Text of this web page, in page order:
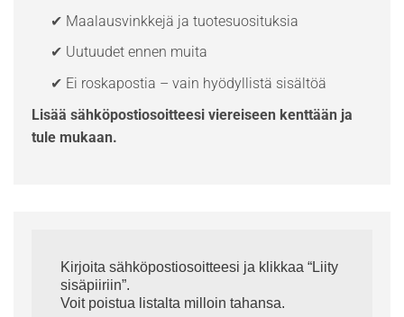
✔ Maalausvinkkejä ja tuotesuosituksia
✔ Uutuudet ennen muita
✔ Ei roskapostia – vain hyödyllistä sisältöä
Lisää sähköpostiosoitteesi viereiseen kenttään ja
tule mukaan.
Kirjoita sähköpostiosoitteesi ja klikkaa “Liity
sisäpiiriin”.
Voit poistua listalta milloin tahansa.